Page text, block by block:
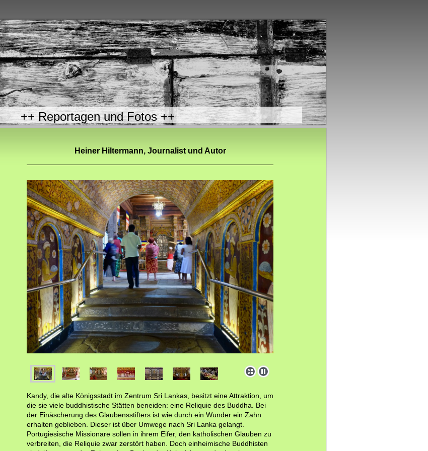
++ Reportagen und Fotos ++
Heiner Hiltermann, Journalist und Autor
Kandy, die alte Königsstadt im Zentrum Sri Lankas, besitzt eine Attraktion, um
die sie viele buddhistische Stätten beneiden: eine Reliquie des Buddha. Bei
der Einäscherung des Glaubensstifters ist wie durch ein Wunder ein Zahn
erhalten geblieben. Dieser ist über Umwege nach Sri Lanka gelangt.
Portugiesische Missionare sollen in ihrem Eifer, den katholischen Glauben zu
verbreiten, die Reliquie zwar zerstört haben. Doch einheimische Buddhisten